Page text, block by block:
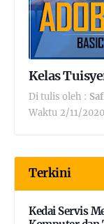
Kelas
Di tulis oleh :
Waktu 2/11/
Terkini
Kedai Servis